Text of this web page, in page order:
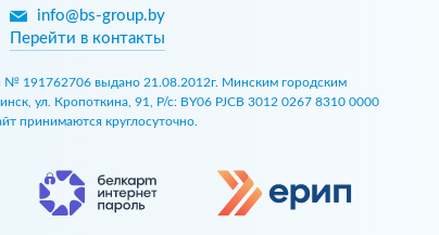
info@bs-group.by
Перейти в контакты
№ 191762706 выдано 21.08.2012г. Минским городским
ул. Кропоткина, 91, Р/с: BY06 PJCB 3012 0267 8310 0000
принимаются круглосуточно.